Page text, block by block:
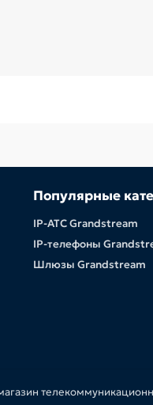
Популярные
IP-АТС Grandstream
IP-телефоны
Шлюзы Grandstream